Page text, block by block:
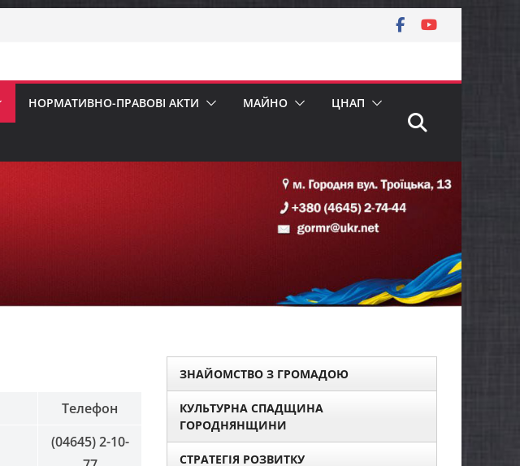
НОРМАТИВНО-ПРАВОВІ АКТИ МАЙНО ЦНАП
Телефон
(04645) 2-10-
ЗНАЙОМСТВО З ГРОМАДОЮ
КУЛЬТУРНА СПАДЩИНА
ГОРОДНЯНЩИНИ
СТРАТЕГІЯ РОЗВИТКУ